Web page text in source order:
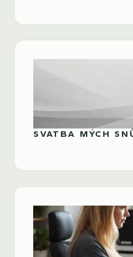
SVATBA MÝCH